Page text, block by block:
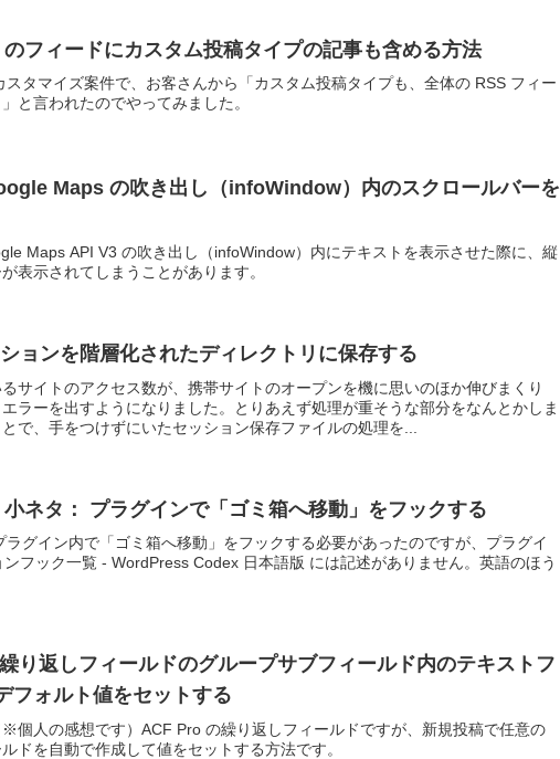
フィードにカスタム投稿タイプの記事も含める方法
スタマイズ案件で、お客さんから「カスタム投稿タイプも、全体の RSS フィー
と言われたのでやってみました。
Maps の吹き出し（infoWindow）内のスクロールバーを
Maps API V3 の吹き出し（infoWindow）内にテキストを表示させた際に、縦
表示されてしまうことがあります。
ョンを階層化されたディレクトリに保存する
サイトのアクセス数が、携帯サイトのオープンを機に思いのほか伸びまくり
ラーを出すようになりました。とりあえず処理が重そうな部分をなんとかしま
で、手をつけずにいたセッション保存ファイルの処理を...
ネタ： プラグインで「ゴミ箱へ移動」をフックする
ラグイン内で「ゴミ箱へ移動」をフックする必要があったのですが、プラグイ
ンフック一覧 - WordPress Codex 日本語版 には記述がありません。英語のほう
り返しフィールドのグループサブフィールド内のテキストフ
フォルト値をセットする
個人の感想です）ACF Pro の繰り返しフィールドですが、新規投稿で任意の
ドを自動で作成して値をセットする方法です。